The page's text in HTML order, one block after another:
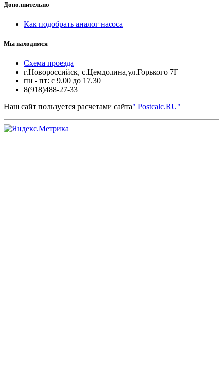
Дополнительно
Как подобрать аналог насоса
Мы находимся
Схема проезда
г.Новороссийск, с.Цемдолина,ул.Горького 7Г
пн - пт: с 9.00 до 17.30
8(918)488-27-33
Наш сайт пользуется расчетами сайта" Postcalc.RU"